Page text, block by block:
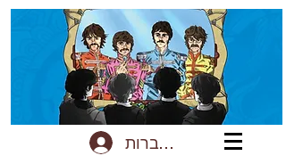
להתחברות